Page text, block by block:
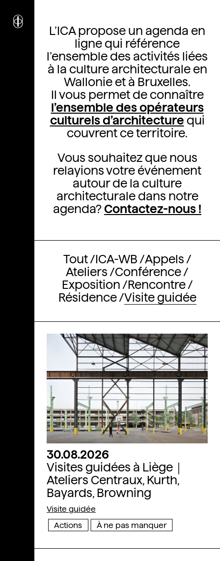
i
rchitecture
Wallonie-Bruxelles
L’ICA propose un agenda en
ligne qui référence
l’ensemble des activités liées
à la culture architecturale en
Wallonie et à Bruxelles.
Il vous permet de connaître
l’ensemble des opérateurs
culturels d’architecture qui
couvrent ce territoire.
Vous souhaitez que nous
relayions votre événement
autour de la culture
architecturale dans notre
agenda? Contactez-nous !
Tout ICA-WB Appels
Ateliers
Conférence
Exposition
Rencontre
Résidence Visite guidée
Ateliers Centraux, Baumans-Deffet, Architecture et Urbanism © Filip
30.08.2026
Visites guidées à Liège｜
Ateliers Centraux, Kurth,
Bayards, Browning
Visite guidée
Actions
À ne pas manquer